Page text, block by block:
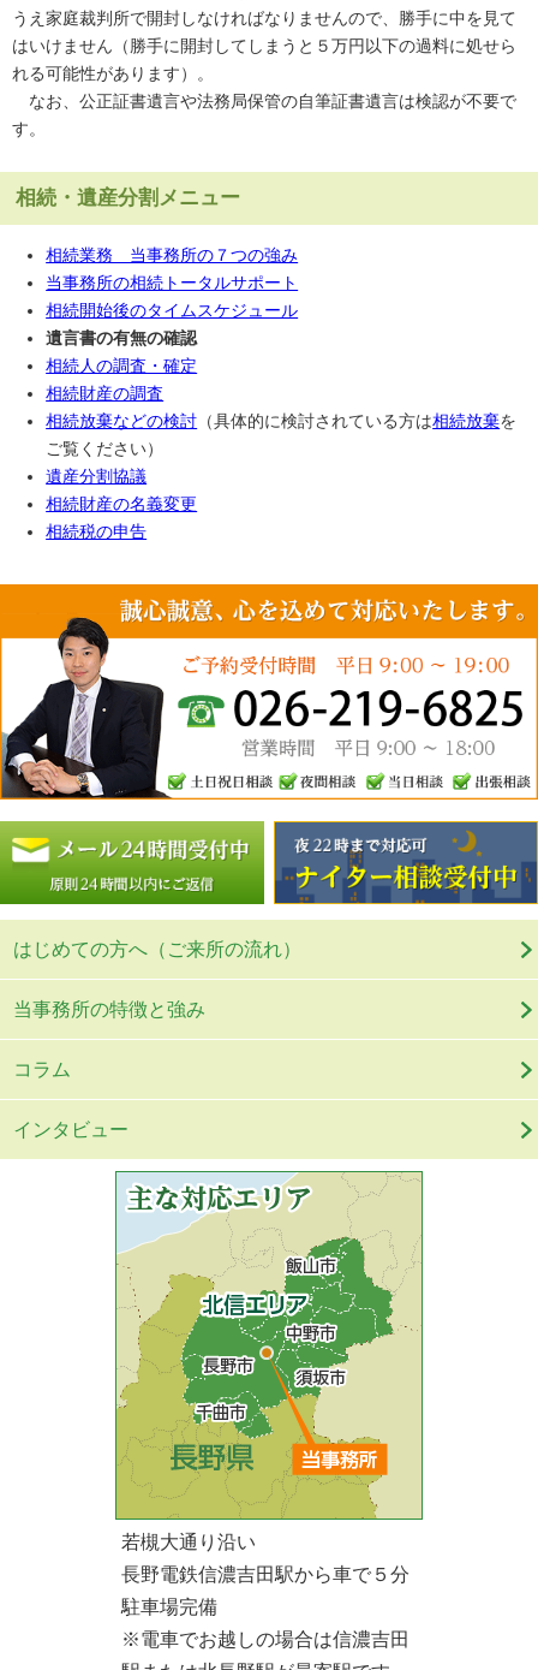
うえ家庭裁判所で開封しなければなりませんので、勝手に中を見て
はいけません（勝手に開封してしまうと５万円以下の過料に処せら
れる可能性があります）。
なお、公正証書遺言や法務局保管の自筆証書遺言は検認が不要で
す。
相続・遺産分割メニュー
相続業務 当事務所の７つの強み
当事務所の相続トータルサポート
相続開始後のタイムスケジュール
遺言書の有無の確認
相続人の調査・確定
相続財産の調査
相続放棄などの検討 （具体的に検討されている方は相続放棄を
ご覧ください）
遺産分割協議
相続財産の名義変更
相続税の申告
はじめての方へ（ご来所の流れ）
当事務所の特徴と強み
コラム
インタビュー
若槻大通り沿い
長野電鉄信濃吉田駅から車で５分
駐車場完備
※電車でお越しの場合は信濃吉田